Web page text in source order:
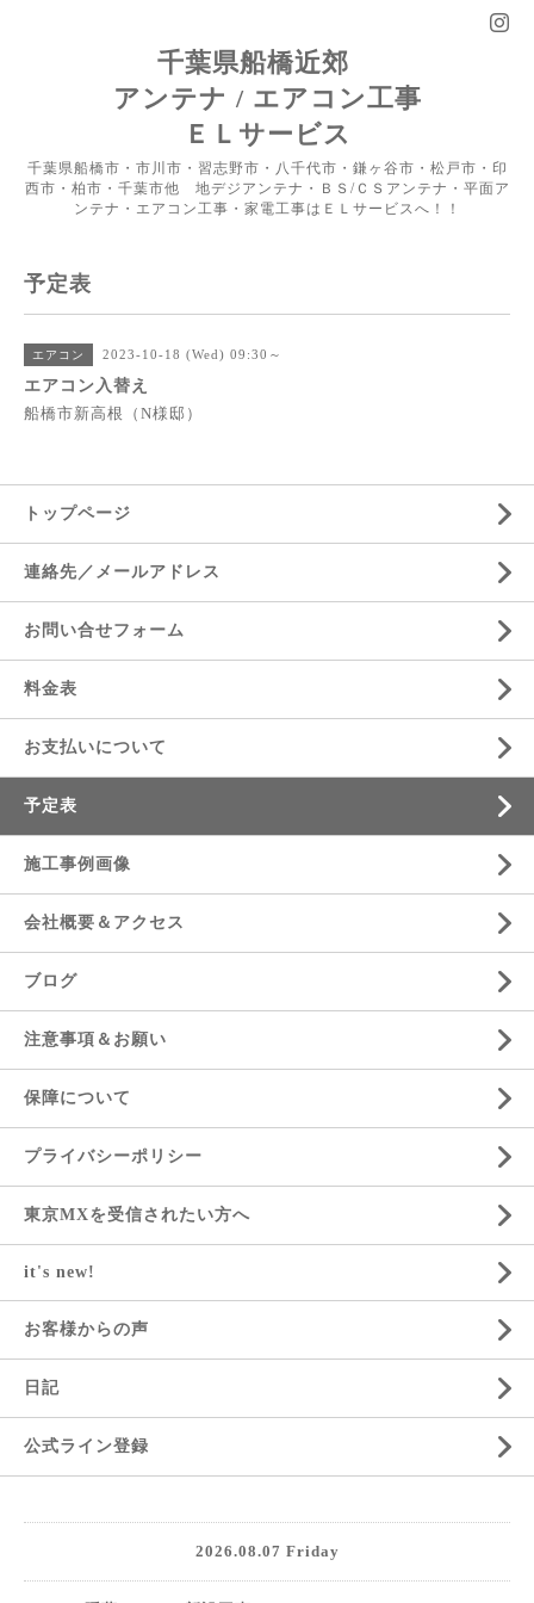
千葉県船橋近郊
アンテナ / エアコン工事
ＥＬサービス
千葉県船橋市・市川市・習志野市・八千代市・鎌ヶ谷市・松戸市・印
西市・柏市・千葉市他 地デジアンテナ・ＢＳ/ＣＳアンテナ・平面ア
ンテナ・エアコン工事・家電工事はＥＬサービスへ！！
予定表
エアコン 2023-10-18 (Wed) 09:30～
エアコン入替え
船橋市新高根（N様邸）
トップページ
連絡先／メールアドレス
お問い合せフォーム
料金表
お支払いについて
予定表
施工事例画像
会社概要＆アクセス
ブログ
注意事項＆お願い
保障について
プライバシーポリシー
東京MXを受信されたい方へ
it's new!
お客様からの声
日記
公式ライン登録
2026.08.07 Friday